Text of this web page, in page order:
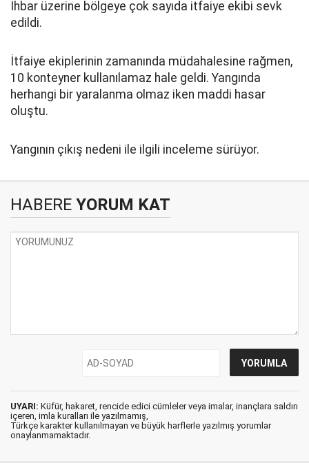
İhbar üzerine bölgeye çok sayıda itfaiye ekibi sevk
edildi.
İtfaiye ekiplerinin zamanında müdahalesine rağmen,
10 konteyner kullanılamaz hale geldi. Yangında
herhangi bir yaralanma olmaz iken maddi hasar
oluştu.
Yangının çıkış nedeni ile ilgili inceleme sürüyor.
HABERE YORUM KAT
UYARI: Küfür, hakaret, rencide edici cümleler veya imalar, inançlara saldırı
içeren, imla kuralları ile yazılmamış,
Türkçe karakter kullanılmayan ve büyük harflerle yazılmış yorumlar
onaylanmamaktadır.